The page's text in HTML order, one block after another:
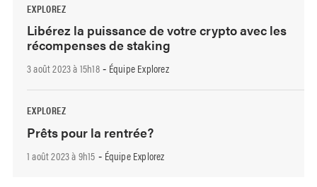
EXPLOREZ
Libérez la puissance de votre crypto avec les
récompenses de staking
3 août 2023 à 15h18- Équipe Explorez
EXPLOREZ
Prêts pour la rentrée?
1 août 2023 à 9h15 - Équipe Explorez